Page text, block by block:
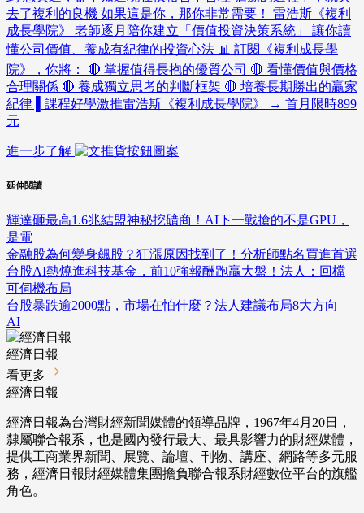
去了複利的良機 如果這是你，那你非常需要！ 雷浩斯《複利
成長學院》 老師逐月陪你建立「價值投資決策系統」 讓你讀
懂公司價值、養成有紀律的投資心法 📊 訂閱《複利成長學
院》，你將： 🔴 掌握值得長抱的優質公司 🔴 看懂價值與價格
合理關係 🔴 養成獨立思考的判斷框架 🔴 培養長期勝出的贏家
紀律 ▌課程好學激推雷浩斯《複利成長學院》 → 首月限時899
元
進一步了解
延伸閱讀
輝達砸最高1.6兆結盟神秘挖礦商！AI下一戰搶的不是GPU，
是電
金融股為何變身飆股？狂漲原因找到了！分析師點名買進首選
台股AI熱燒進科技基金，前10強報酬跑贏大盤！法人：回檔
可伺機布局
台股暴跌逾2000點，市場在怕什麼？法人建議布局8大方向
AI
經濟日報
看更多
經濟日報
經濟日報為台灣財經新聞媒體的領導品牌，1967年4月20日，
隸屬聯合報系，也是國內發行最大、最具影響力的財經媒體，
提供工商業界新聞、展覽、論壇、刊物、講座、網路等多元服
務，經濟日報財經媒體集團擔負聯合報系財經數位平台的旗艦
角色。